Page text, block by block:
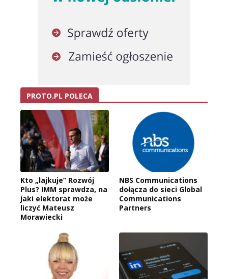
PROTO.PL POLECA
Kto „lajkuje” Rozwój
Plus? IMM sprawdza, na
jaki elektorat może
liczyć Mateusz
Morawiecki
NBS Communications
dołącza do sieci Global
Communications
Partners